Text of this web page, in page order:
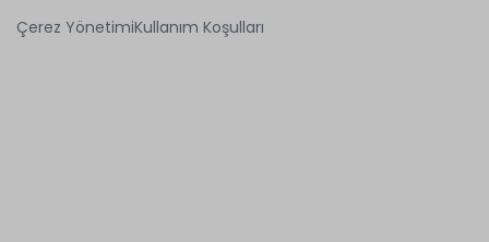
Çerez YönetimiKullanım Koşulları